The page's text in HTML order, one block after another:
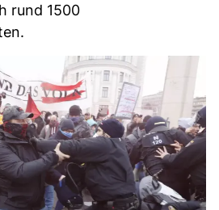
rund 1500